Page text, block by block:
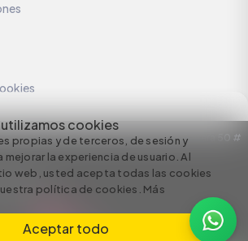
utilizamos cookies
propias y de terceros, de sesión y
la experiencia de usuario. Al
web, usted acepta todas las cookies
política de cookies. Más
Aceptar todo
S.A. NIT: 890924167-6 Dirección: Carrera 50 #
by